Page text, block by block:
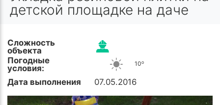
детской площадке на даче
Сложность
объекта
Погодные
условия:
10o
Дата выполнения 07.05.2016